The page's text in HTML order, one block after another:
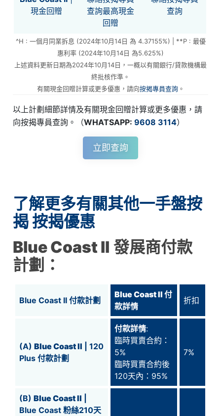
現金回贈
查詢最高現金
回贈
查詢
^H : 一個月同業拆息 (2024年10月14日 為 4.37155%) | **P : 最優
惠利率 (2024年10月14日 為5.625%)
上述資料更新日期為2024年10月14日，一概以有關銀行/貸款機構最
終批核作準。
有關現金回贈計算或更多優惠，請向按揭專員查詢。
以上計劃細節詳情及有關現金回贈計算或更多優惠，請
向按揭專員查詢。（WHATSAPP:9608 3114）
立即查詢
了解更多有關其他一手盤按
揭 按揭優惠
Blue Coast II 發展商付款
計劃：
Blue Coast II 付款計劃
Blue Coast II 付
款詳情
折扣
(A)Blue Coast II | 120
Plus 付款計劃
付款詳情:
臨時買賣合約：
5%
臨時買賣合約後
120天內：95%
7%
(B)Blue Coast II
Blue Coast 粉絲210天